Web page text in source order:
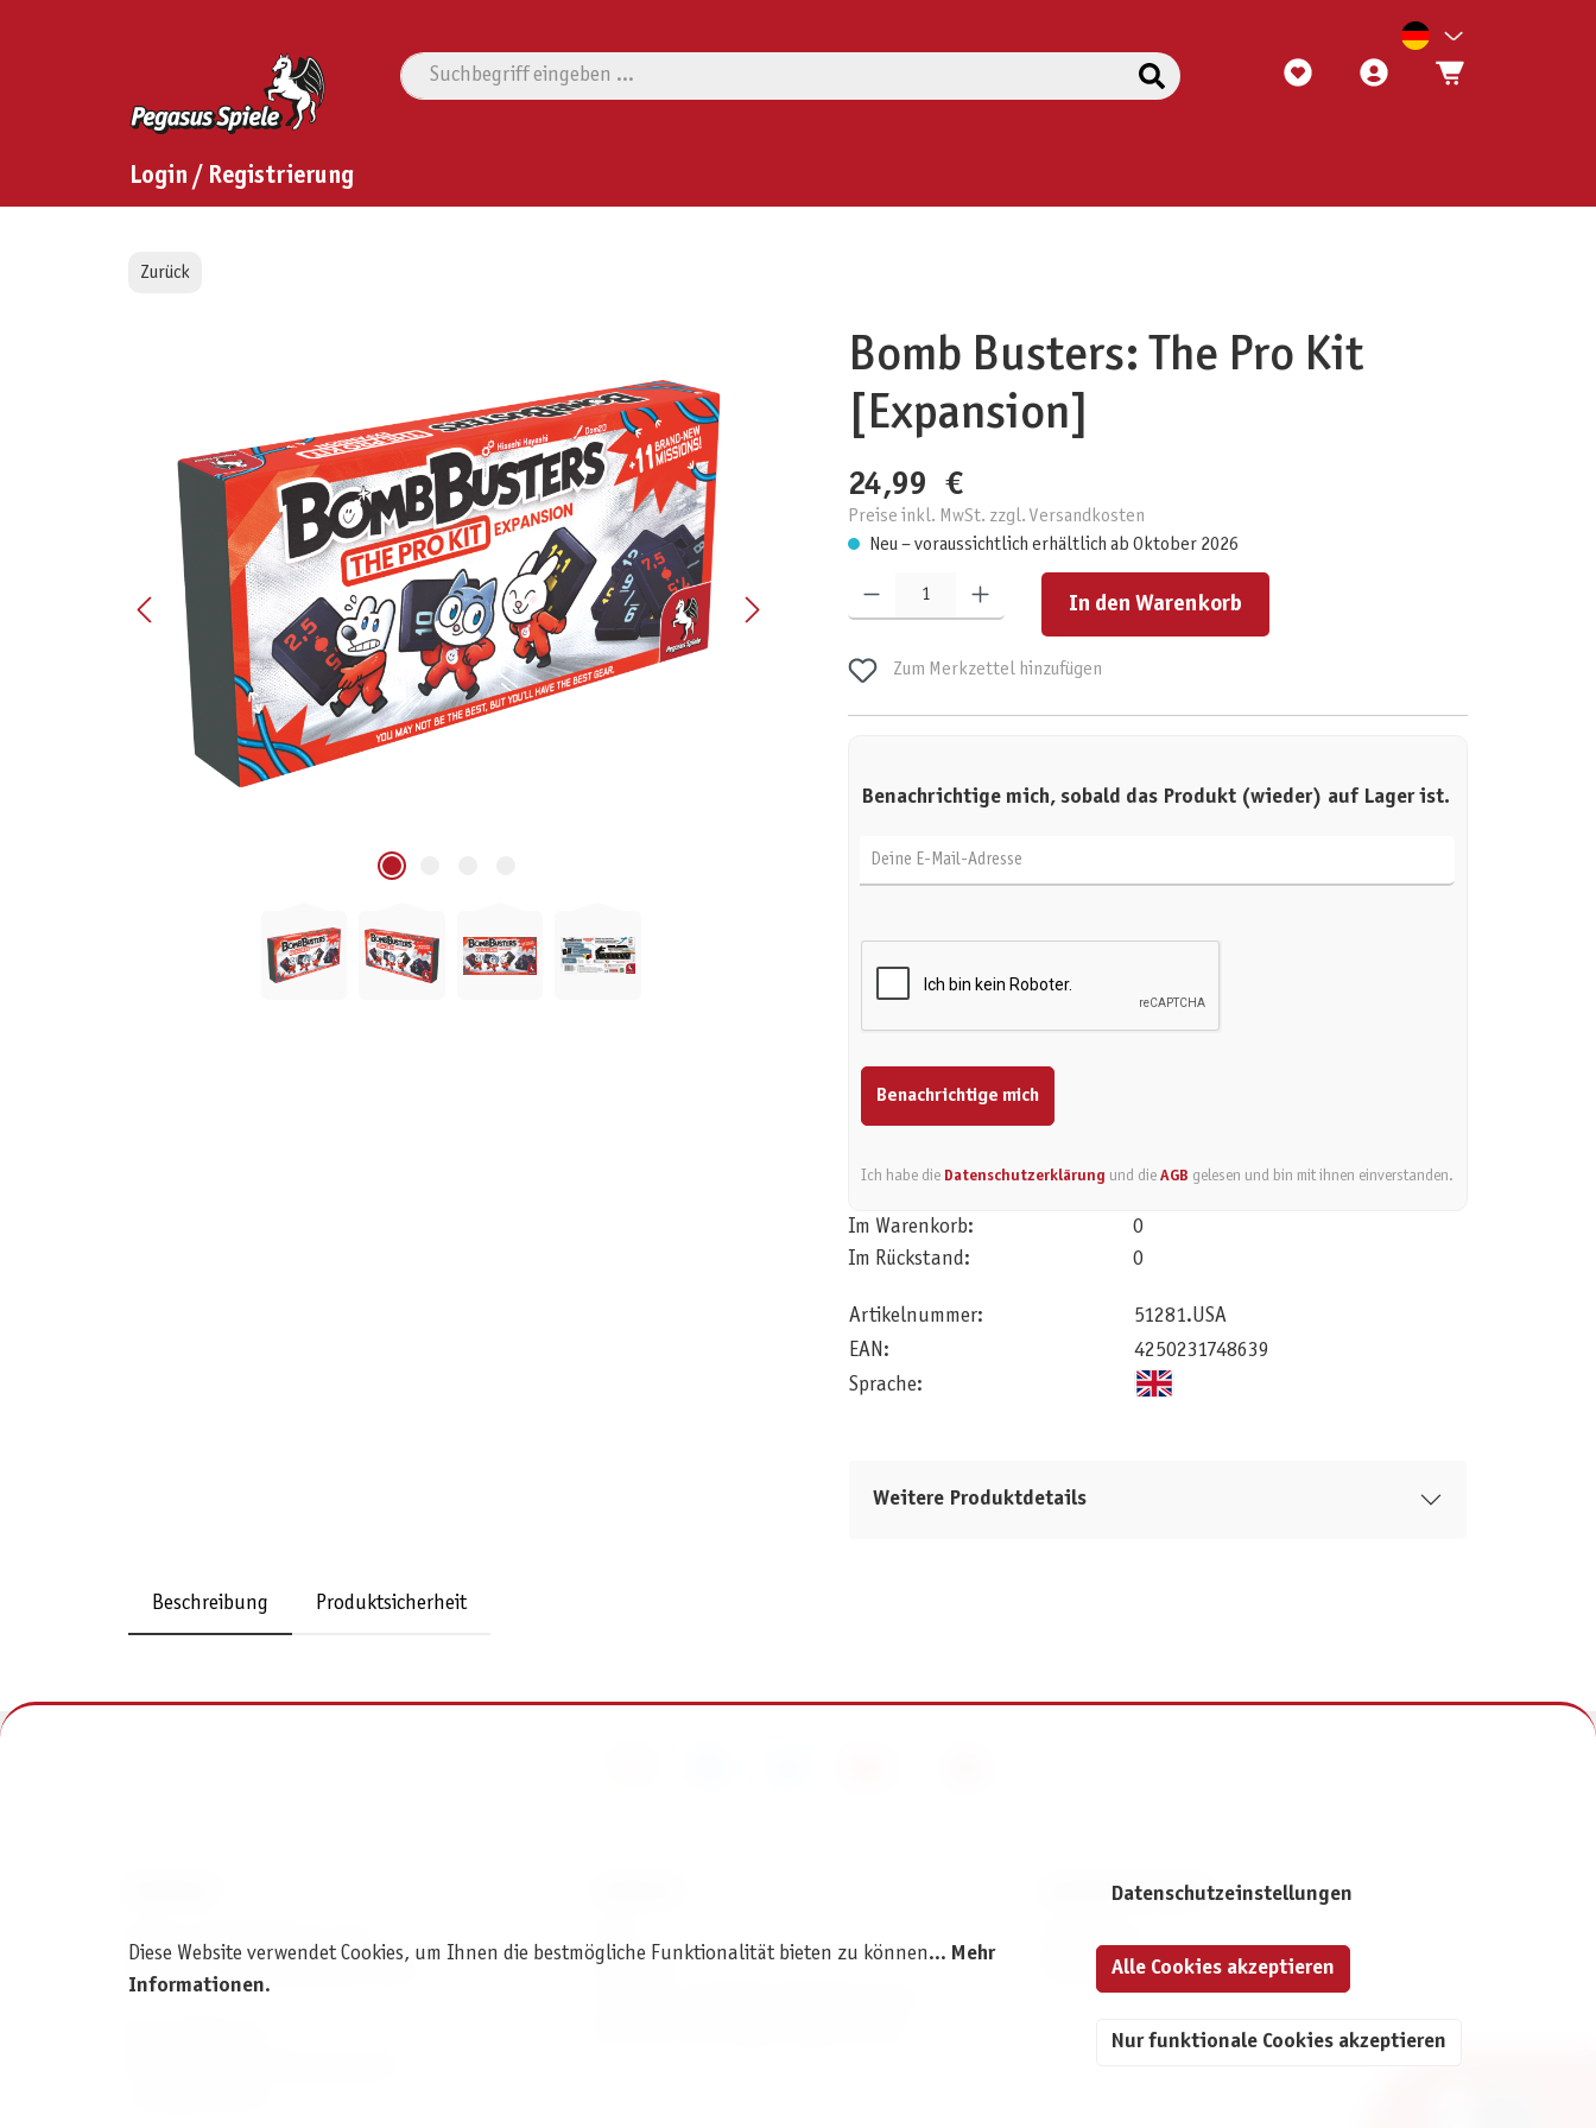
Login / Registrierung
Zurück
Bomb Busters: The Pro Kit
[Expansion]
24,99 €
Preise inkl. MwSt. zzgl. Versandkosten
Neu – voraussichtlich erhältlich ab Oktober 2026
Produkt Anzahl: Gib den gewünschten Wert ein oder benutze die Schaltflächen um die Anzahl zu erhöhen oder zu reduzieren.
In den Warenkorb
Zum Merkzettel hinzufügen
Benachrichtige mich, sobald das Produkt (wieder) auf Lager ist.
Benachrichtige mich
Ich habe die Datenschutzerklärung und dieAGB gelesen und bin mit ihnen einverstanden.
Im Warenkorb:
0
Im Rückstand:
0
Artikelnummer:
51281.USA
EAN:
4250231748639
Sprache:
Weitere Produktdetails
Beschreibung Produktsicherheit
Widerruf
INFORMATIONEN
Datenschutz
Diese Website verwendet Cookies, um Ihnen die bestmögliche Funktionalität bieten zu können... Mehr
Informationen.
Datenschutzeinstellungen
Nur funktionale Cookies akzeptieren
Alle Cookies akzeptieren